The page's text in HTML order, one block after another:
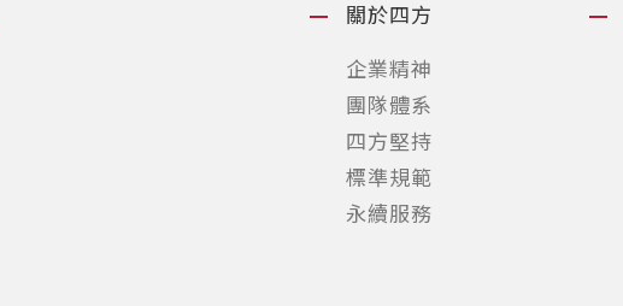
關於四方
企業精神
團隊體系
四方堅持
標準規範
永續服務